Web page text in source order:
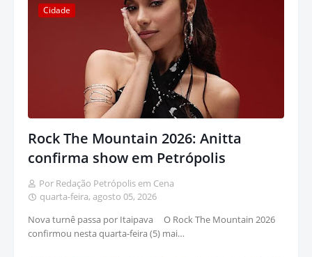
Cidade
Rock The Mountain 2026: Anitta
confirma show em Petrópolis
Por Redação Petrópolis em Cena
quarta-feira, agosto 05, 2026
Nova turnê passa por Itaipava O Rock The Mountain 2026
confirmou nesta quarta-feira (5) mai…